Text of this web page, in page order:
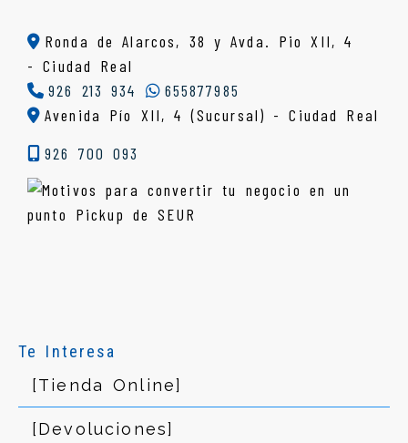
Ronda de Alarcos, 38 y Avda. Pio XII, 4
-Ciudad Real
926 213 934
655877985
Avenida Pío XII, 4 (Sucursal) - Ciudad Real
926 700 093
Te Interesa
[Tienda Online]
[Devoluciones]